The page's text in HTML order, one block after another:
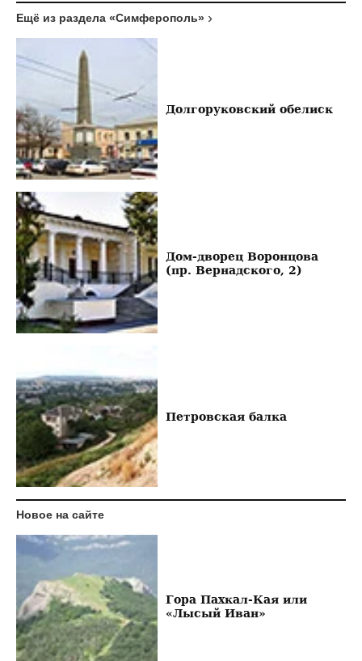
Ещё из раздела «Симферополь»
Долгоруковский обелиск
Дом-дворец Воронцова
(пр. Вернадского, 2)
Петровская балка
Новое на сайте
Гора Пахкал-Кая или
«Лысый Иван»